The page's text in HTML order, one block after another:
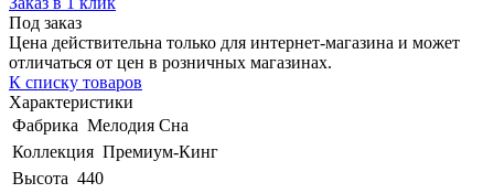
Под заказ
Цена действительна только для интернет-магазина и может
отличаться от цен в розничных магазинах.
К списку товаров
Характеристики
Фабрика Мелодия Сна
Коллекция Премиум-Кинг
Высота 440